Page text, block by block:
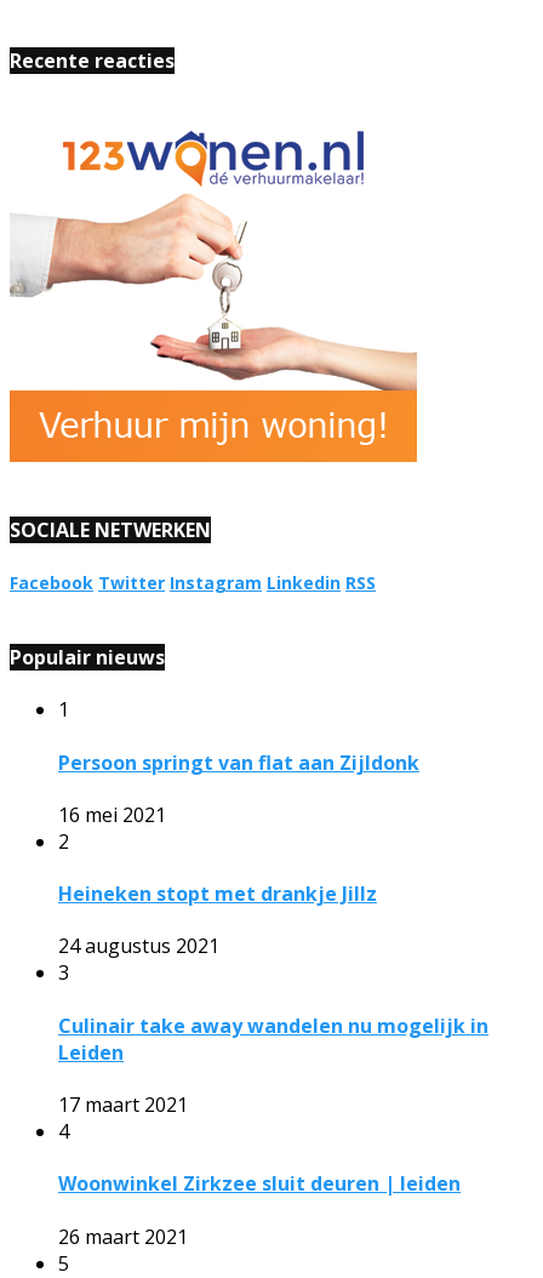
Recente reacties
SOCIALE NETWERKEN
Facebook Twitter Instagram Linkedin RSS
Populair nieuws
1
Persoon springt van flat aan Zijldonk
16 mei 2021
2
Heineken stopt met drankje Jillz
24 augustus 2021
3
Culinair take away wandelen nu mogelijk in
Leiden
17 maart 2021
4
Woonwinkel Zirkzee sluit deuren | leiden
26 maart 2021
5